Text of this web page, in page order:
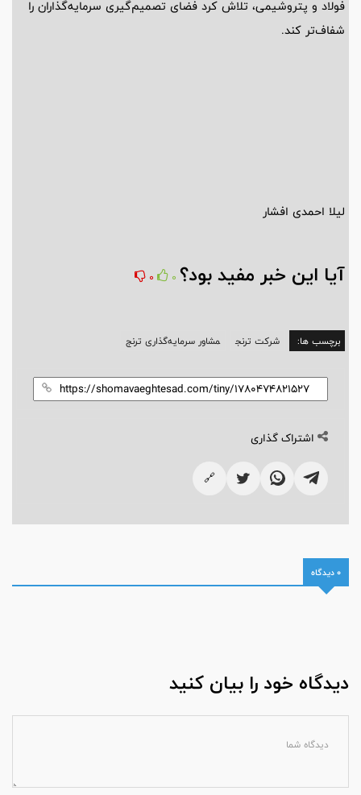
فولاد و پتروشیمی، تلاش کرد فضای تصمیم‌گیری سرمایه‌گذاران را
شفاف‌تر کند.
لیلا احمدی افشار
آیا این خبر مفید بود؟ 0
0
برچسب ها: شرکت ترنج مشاور سرمایه‌گذاری ترنج
اشتراک گذاری
🔗
0 دیدگاه
دیدگاه خود را بیان کنید